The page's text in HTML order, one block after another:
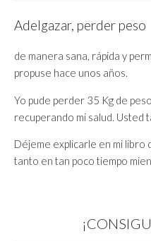
Adelgazar, perder peso
de manera sana, rápida y
propuse hace unos años.
Yo pude perder 35 Kg de
recuperando mi salud. Usted
Déjeme explicarle en mi libro
tanto en tan poco tiempo